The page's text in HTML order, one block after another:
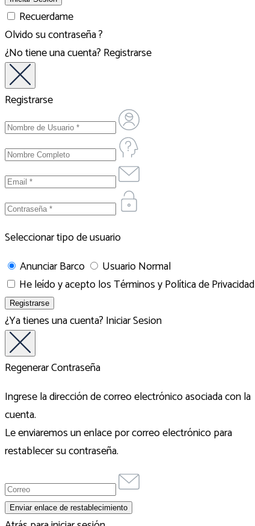
Recuerdame
Olvido su contraseña ?
¿No tiene una cuenta? Registrarse
Registrarse
Seleccionar tipo de usuario
Anunciar Barco
Usuario Normal
He leído y acepto losTérminos y Política de Privacidad
¿Ya tienes una cuenta? Iniciar Sesion
Regenerar Contraseña
Ingrese la dirección de correo electrónico asociada con la
cuenta.
Le enviaremos un enlace por correo electrónico para
restablecer su contraseña.